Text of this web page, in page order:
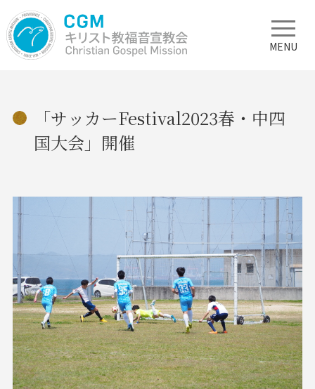
MENU
「サッカーFestival2023春・中四
国大会」開催